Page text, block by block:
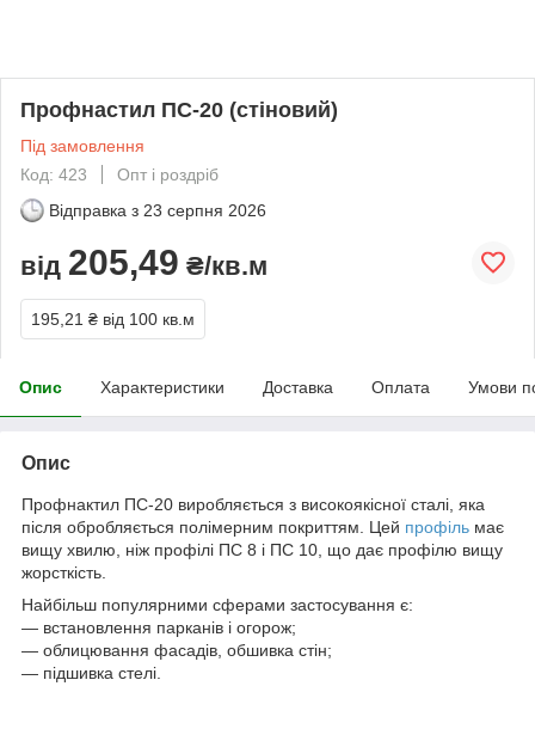
Профнастил ПС-20 (стіновий)
Під замовлення
Код: 423
Опт і роздріб
Відправка з 23 серпня 2026
від 205,49 ₴/кв.м
195,21 ₴ від 100 кв.м
Опис Характеристики Доставка Оплата Умови
Опис
Профнактил ПС-20 виробляється з високоякісної сталі, яка
після обробляється полімерним покриттям. Цей профіль має
вищу хвилю, ніж профілі ПС 8 і ПС 10, що дає профілю вищу
жорсткість.
Найбільш популярними сферами застосування є:
― встановлення парканів і огорож;
― облицювання фасадів, обшивка стін;
— підшивка стелі.